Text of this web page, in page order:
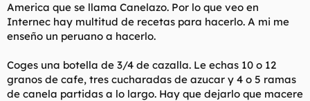
America que se llama Canelazo. Por lo que veo en
Internec hay multitud de recetas para hacerlo. A mi me
enseño un peruano a hacerlo.
Coges una botella de 3/4 de cazalla. Le echas 10 o 12
granos de cafe, tres cucharadas de azucar y 4 o 5 ramas
de canela partidas a lo largo. Hay que dejarlo que macere